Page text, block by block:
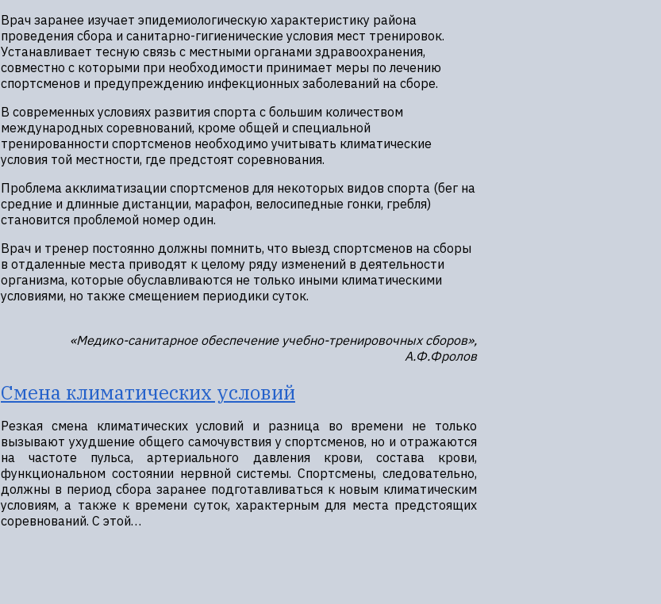
Врач заранее изучает эпидемиологическую характеристику района
проведения сбора и санитарно-гигиенические условия мест тренировок.
Устанавливает тесную связь с местными органами здравоохранения,
совместно с которыми при необходимости принимает меры по лечению
спортсменов и предупреждению инфекционных заболеваний на сборе.
В современных условиях развития спорта с большим количеством
международных соревнований, кроме общей и специальной
тренированности спортсменов необходимо учитывать климатические
условия той местности, где предстоят соревнования.
Проблема акклиматизации спортсменов для некоторых видов спорта (бег на
средние и длинные дистанции, марафон, велосипедные гонки, гребля)
становится проблемой номер один.
Врач и тренер постоянно должны помнить, что выезд спортсменов на сборы
в отдаленные места приводят к целому ряду изменений в деятельности
организма, которые обуславливаются не только иными климатическими
условиями, но также смещением периодики суток.
«Медико-санитарное обеспечение учебно-тренировочных сборов»,
А.Ф.Фролов
Смена климатических условий
Резкая смена климатических условий и разница во времени не только
вызывают ухудшение общего самочувствия у спортсменов, но и отражаются
на частоте пульса, артериального давления крови, состава крови,
функциональном состоянии нервной системы. Спортсмены, следовательно,
должны в период сбора заранее подготавливаться к новым климатическим
условиям, а также к времени суток, характерным для места предстоящих
соревнований. С этой…